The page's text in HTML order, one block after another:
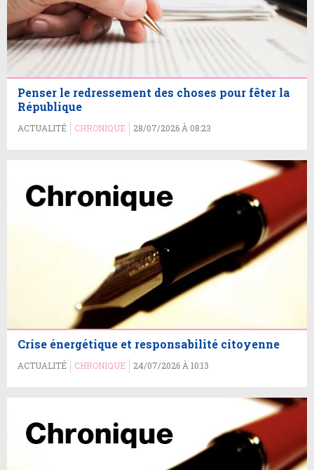
Penser le redressement des choses pour fêter la
République
ACTUALITÉ CHRONIQUE 28/07/2026 À 08:23
Crise énergétique et responsabilité citoyenne
ACTUALITÉ CHRONIQUE 24/07/2026 À 10:13